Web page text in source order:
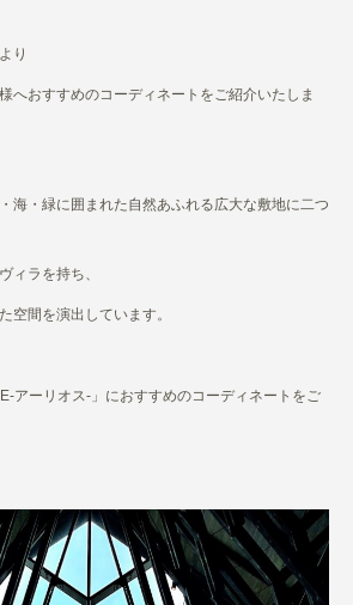
り
へおすすめのコーディネートをご紹介いたしま
海・緑に囲まれた自然あふれる広大な敷地に二つ
ィラを持ち、
空間を演出しています。
アーリオス-」におすすめのコーディネートをご